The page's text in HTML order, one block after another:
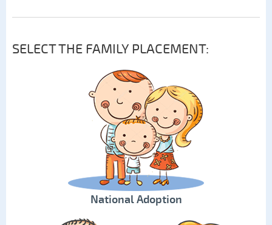
SELECT THE FAMILY PLACEMENT:
National Adoption